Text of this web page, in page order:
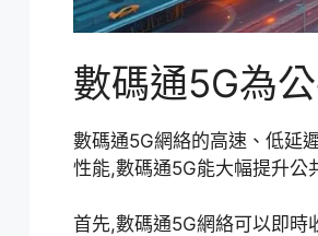
數碼通5G為
數碼通5G網絡的高速、低延
性能,數碼通5G能大幅提升公
首先,數碼通5G網絡可以即時